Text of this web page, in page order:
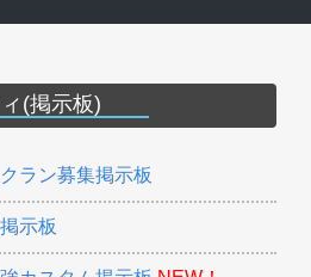
(掲示板)
ラン募集掲示板
示板